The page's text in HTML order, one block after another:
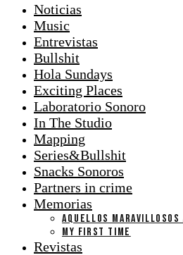
Noticias
Music
Entrevistas
Bullshit
Hola Sundays
Exciting Places
Laboratorio Sonoro
In The Studio
Mapping
Series&Bullshit
Snacks Sonoros
Partners in crime
Memorias
AQUELLOS MARAVILLOSOS
MY FIRST TIME
Revistas